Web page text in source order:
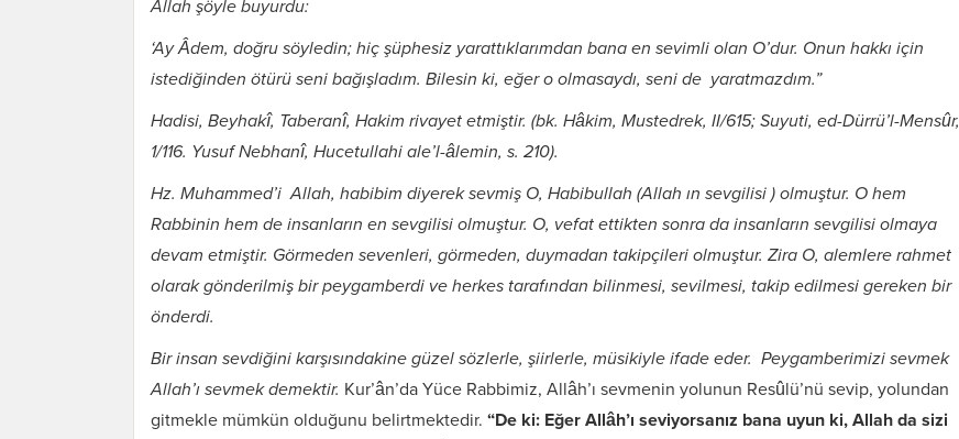
Allah şöyle buyurdu:
‘Ay Âdem, doğru söyledin; hiç şüphesiz yarattıklarımdan bana en sevimli olan O’dur. Onun hakkı için
istediğinden ötürü seni bağışladım. Bilesin ki, eğer o olmasaydı, seni de yaratmazdım.”
Hadisi, Beyhakî, Taberanî, Hakim rivayet etmiştir. (bk. Hâkim, Mustedrek, II/615; Suyuti, ed-Dürrü’l-Mensûr,
1/116. Yusuf Nebhanî, Hucetullahi ale’l-âlemin, s. 210).
Hz. Muhammed’i Allah, habibim diyerek sevmiş O, Habibullah (Allah ın sevgilisi ) olmuştur. O hem
Rabbinin hem de insanların en sevgilisi olmuştur. O, vefat ettikten sonra da insanların sevgilisi olmaya
devam etmiştir. Görmeden sevenleri, görmeden, duymadan takipçileri olmuştur. Zira O, alemlere rahmet
olarak gönderilmiş bir peygamberdi ve herkes tarafından bilinmesi, sevilmesi, takip edilmesi gereken bir
önderdi.
Bir insan sevdiğini karşısındakine güzel sözlerle, şiirlerle, müsikiyle ifade eder. Peygamberimizi sevmek
Allah’ı sevmek demektir. Kur’ân’da Yüce Rabbimiz, Allâh’ı sevmenin yolunun Resûlü’nü sevip, yolundan
gitmekle mümkün olduğunu belirtmektedir. “De ki: Eğer Allâh’ı seviyorsanız bana uyun ki, Allah da sizi